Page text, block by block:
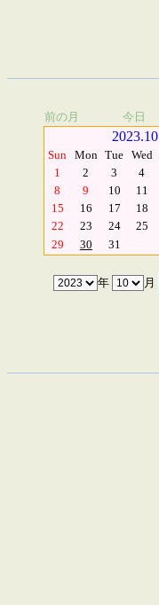
前の月 今日
2023.10
Sun Mon Tue Wed
1
2 3 4
8
9 10 11
15
16 17 18
22
23 24 25
29
30 31
年 月